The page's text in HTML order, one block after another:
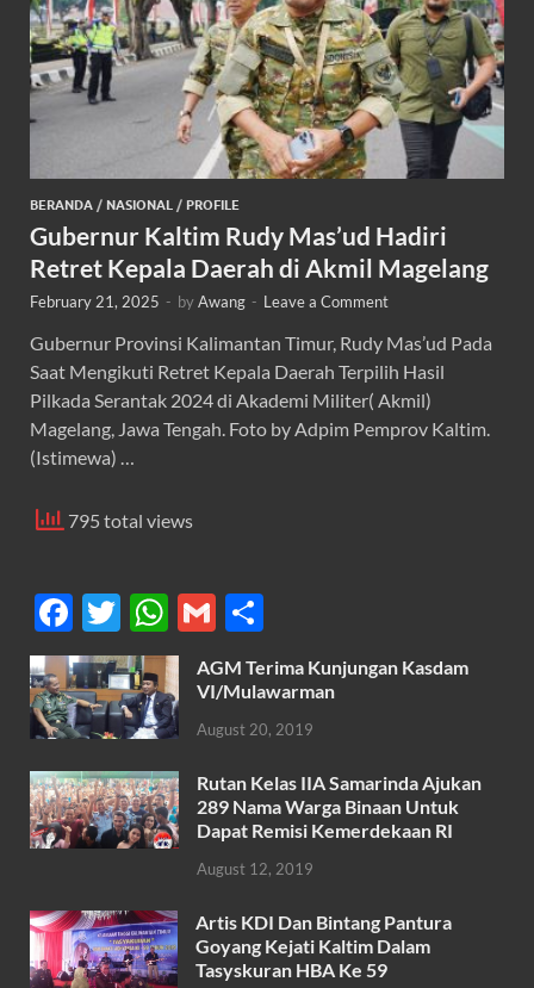
BERANDA / NASIONAL / PROFILE
Gubernur Kaltim Rudy Mas’ud Hadiri
Retret Kepala Daerah di Akmil Magelang
February 21, 2025 - byAwang - Leave a Comment
Gubernur Provinsi Kalimantan Timur, Rudy Mas’ud Pada
Saat Mengikuti Retret Kepala Daerah Terpilih Hasil
Pilkada Serantak 2024 di Akademi Militer( Akmil)
Magelang, Jawa Tengah. Foto by Adpim Pemprov Kaltim.
(Istimewa) …
795 total views
F
ac
e
b
o
o
k
T
w
itt
er
W
h
at
s
A
p
p
G
m
ail
h
ar
e
AGM Terima Kunjungan Kasdam
VI/Mulawarman
August 20, 2019
Rutan Kelas IIA Samarinda Ajukan
289 Nama Warga Binaan Untuk
Dapat Remisi Kemerdekaan RI
August 12, 2019
Artis KDI Dan Bintang Pantura
Goyang Kejati Kaltim Dalam
Tasyskuran HBA Ke 59